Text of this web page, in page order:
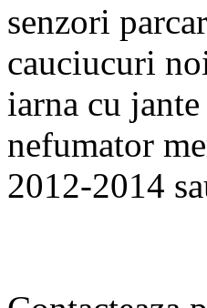
senzori
cauciucuri
iarna cu
nefumator
2012-2014